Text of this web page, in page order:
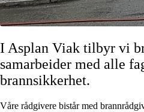
I Asplan Viak tilbyr vi
samarbeider med alle
brannsikkerhet.
Våre rådgivere bistår med